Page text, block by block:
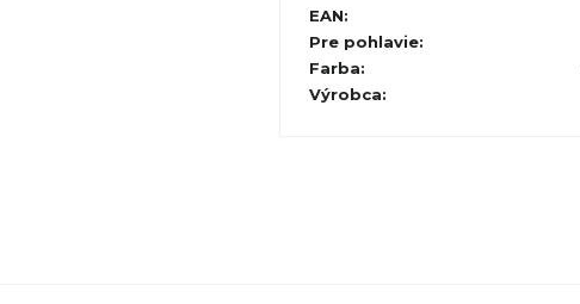
EAN:
Pre pohlavie:
Farba:
Výrobca: